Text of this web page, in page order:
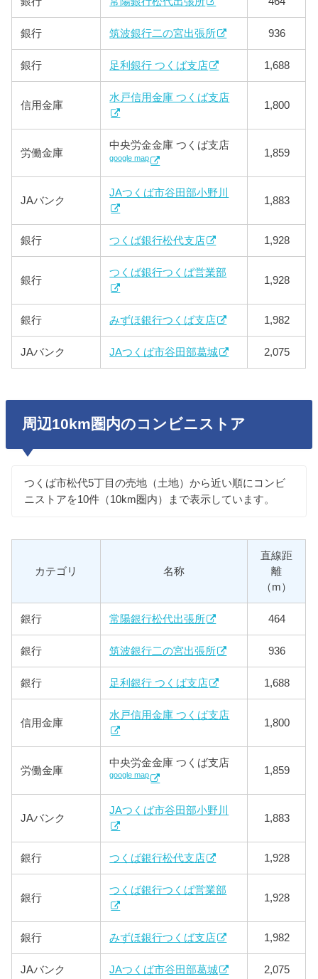
銀行 筑波銀行二の宮出張所 936
銀行 足利銀行 つくば支店 1,688
信用金庫
水戸信用金庫 つくば支店
1,800
労働金庫
中央労金金庫 つくば支店
google map 1,859
JAバンク
JAつくば市谷田部小野川
1,883
銀行 つくば銀行松代支店 1,928
銀行
つくば銀行つくば営業部
1,928
銀行 みずほ銀行つくば支店 1,982
JAバンク JAつくば市谷田部葛城 2,075
周辺10km圏内のコンビニストア
つくば市松代5丁目の売地（土地）から近い順にコンビ
ニストアを10件（10km圏内）まで表示しています。
カテゴリ 名称
直線距
離
（m）
銀行 常陽銀行松代出張所 464
銀行 筑波銀行二の宮出張所 936
銀行 足利銀行 つくば支店 1,688
信用金庫
水戸信用金庫 つくば支店
1,800
労働金庫
中央労金金庫 つくば支店
google map 1,859
JAバンク
JAつくば市谷田部小野川
1,883
銀行 つくば銀行松代支店 1,928
銀行
つくば銀行つくば営業部
1,928
銀行 みずほ銀行つくば支店 1,982
JAバンク JAつくば市谷田部葛城 2,075